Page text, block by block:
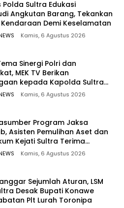
Sultra Edukasi
Angkutan Barang, Tekankan
Demi Keselamatan
Kamis, 6 Agustus 2026
Sinergi Polri dan
MEK TV Berikan
kepada Kapolda Sultra
Humas
Kamis, 6 Agustus 2026
Program Jaksa
Asisten Pemulihan Aset dan
Kejati Sultra Terima
dari Komisaris MEK TV
Kamis, 6 Agustus 2026
Sejumlah Aturan, LSM
Desak Bupati Konawe
Plt Lurah Toronipa